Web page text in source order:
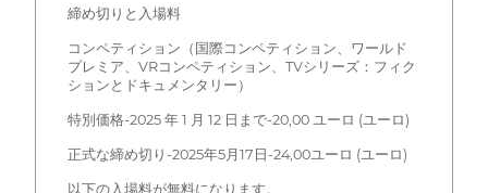
締め切りと入場料
コンペティション（国際コンペティション、ワールド
プレミア、VRコンペティション、TVシリーズ：フィク
ションとドキュメンタリー）
特別価格-2025 年 1 月 12 日まで-20,00 ユーロ (ユーロ)
正式な締め切り-2025年5月17日-24,00ユーロ (ユーロ)
以下の入場料が無料になります。